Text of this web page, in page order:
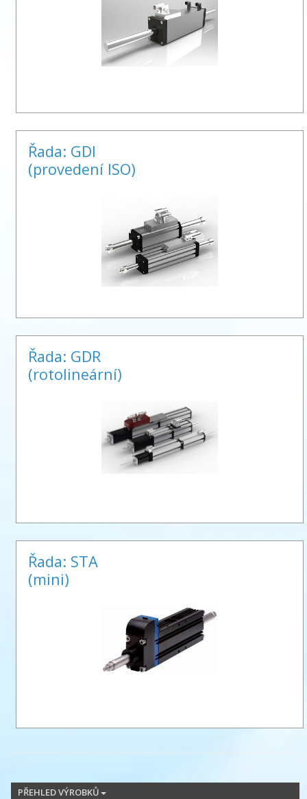
Řada: GDI
(provedení ISO)
Řada: GDR
(rotolineární)
Řada: STA
(mini)
PŘEHLED VÝROBKŮ